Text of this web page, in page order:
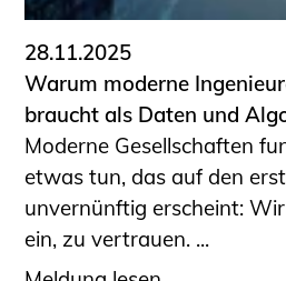
28.11.2025
Warum moderne
braucht als Daten und
Moderne Gesellschaften
etwas tun, das auf den
unvernünftig erscheint:
ein, zu vertrauen. ...